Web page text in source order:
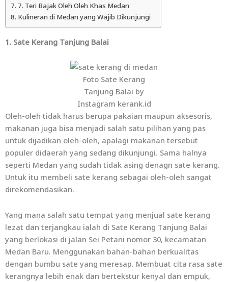
7. Teri Bajak Oleh Oleh Khas Medan
Kulineran di Medan yang Wajib Dikunjungi
1. Sate Kerang Tanjung Balai
Foto Sate Kerang
Tanjung Balai by
Instagram kerank.id
Oleh-oleh tidak harus berupa pakaian maupun aksesoris,
makanan juga bisa menjadi salah satu pilihan yang pas
untuk dijadikan oleh-oleh, apalagi makanan tersebut
populer didaerah yang sedang dikunjungi. Sama halnya
seperti Medan yang sudah tidak asing denagn sate kerang.
Untuk itu membeli sate kerang sebagai oleh-oleh sangat
direkomendasikan.
Yang mana salah satu tempat yang menjual sate kerang
lezat dan terjangkau ialah di Sate Kerang Tanjung Balai
yang berlokasi di jalan Sei Petani nomor 30, kecamatan
Medan Baru. Menggunakan bahan-bahan berkualitas
dengan bumbu sate yang meresap. Membuat cita rasa sate
kerangnya lebih enak dan bertekstur kenyal dan empuk,